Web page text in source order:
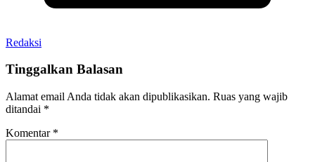
Redaksi
Tinggalkan Balasan
Alamat email Anda tidak akan dipublikasikan. Ruas yang wajib
ditandai *
Komentar *